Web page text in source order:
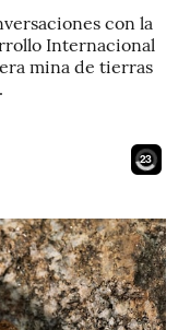
con la
Internacional
mina de tierras
21